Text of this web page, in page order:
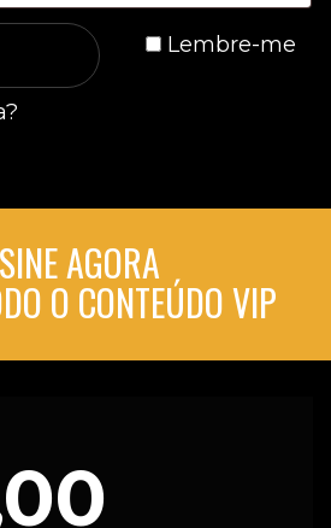
Lembre-me
AGORA
O CONTEÚDO VIP